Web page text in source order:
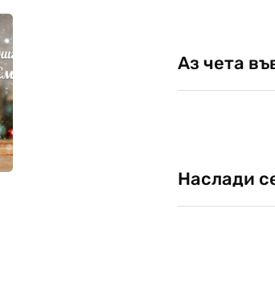
Аз чета
Наслади